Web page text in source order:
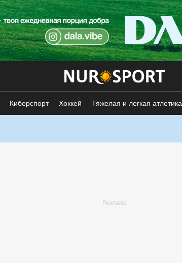
Киберспорт Хоккей Тяжелая и легкая атлетика